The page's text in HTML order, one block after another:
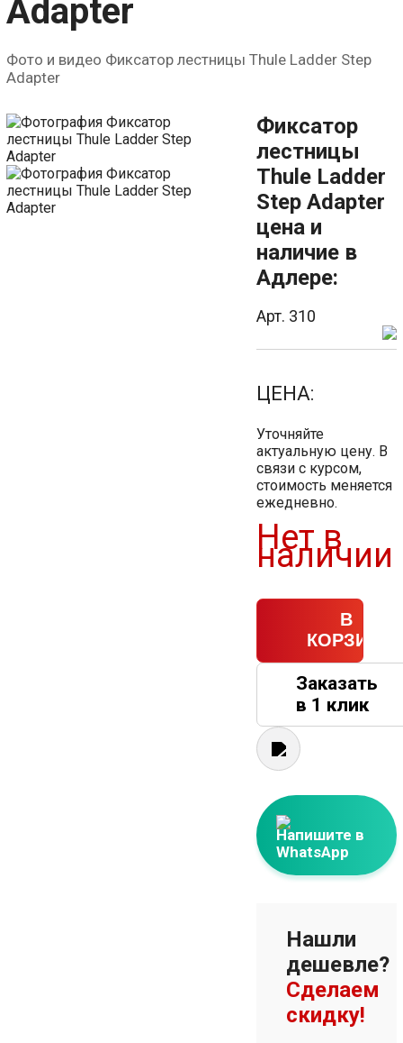
Adapter
Фото и видео Фиксатор лестницы Thule Ladder Step
Adapter
Фиксатор
лестницы
Thule Ladder
Step Adapter
цена и
наличие в
Адлере:
Арт. 310
ЦЕНА:
Уточняйте
актуальную цену. В
связи с курсом,
стоимость меняется
ежедневно.
Нет в
наличии
В
КОРЗИНУ
Заказать
в 1 клик
Напишите в
WhatsApp
Нашли
дешевле?
Сделаем
скидку!